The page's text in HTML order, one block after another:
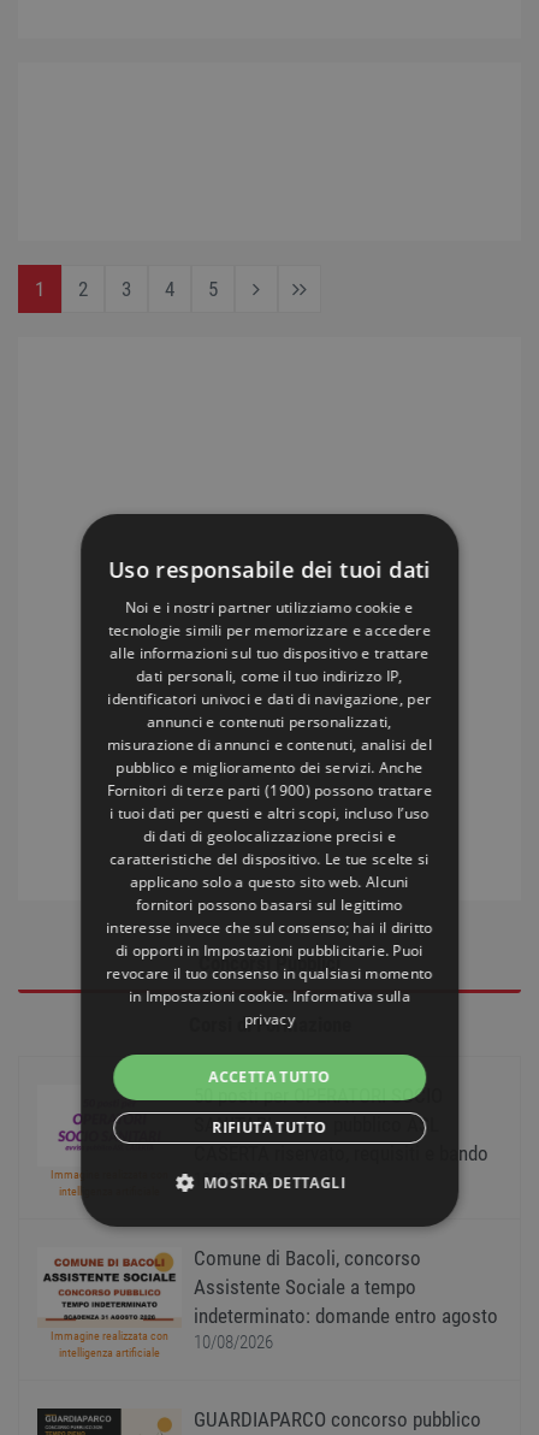
1 2 3 4 5
Concorsi Pubblici
Corsi di Formazione
Immagine realizzata con
intelligenza artificiale
50 posti per OPERATORI SOCIO
SANITARI avviso pubblico ASL
CASERTA riservato, requisiti e bando
10/08/2026
Immagine realizzata con
intelligenza artificiale
Comune di Bacoli, concorso
Assistente Sociale a tempo
indeterminato: domande entro agosto
10/08/2026
GUARDIAPARCO concorso pubblico
Uso responsabile dei tuoi dati
Noi e i nostri partner utilizziamo cookie e
tecnologie simili per memorizzare e accedere
alle informazioni sul tuo dispositivo e trattare
dati personali, come il tuo indirizzo IP,
identificatori univoci e dati di navigazione, per
annunci e contenuti personalizzati,
misurazione di annunci e contenuti, analisi del
pubblico e miglioramento dei servizi. Anche
Fornitori di terze parti (1900) possono trattare
i tuoi dati per questi e altri scopi, incluso l’uso
di dati di geolocalizzazione precisi e
caratteristiche del dispositivo. Le tue scelte si
applicano solo a questo sito web. Alcuni
fornitori possono basarsi sul legittimo
interesse invece che sul consenso; hai il diritto
di opporti in Impostazioni pubblicitarie. Puoi
revocare il tuo consenso in qualsiasi momento
in Impostazioni cookie. Informativa sulla
privacy
ACCETTA TUTTO
RIFIUTA TUTTO
MOSTRA DETTAGLI
STRETTAMENTE NECESSARI
PERFORMANCE
TARGETING